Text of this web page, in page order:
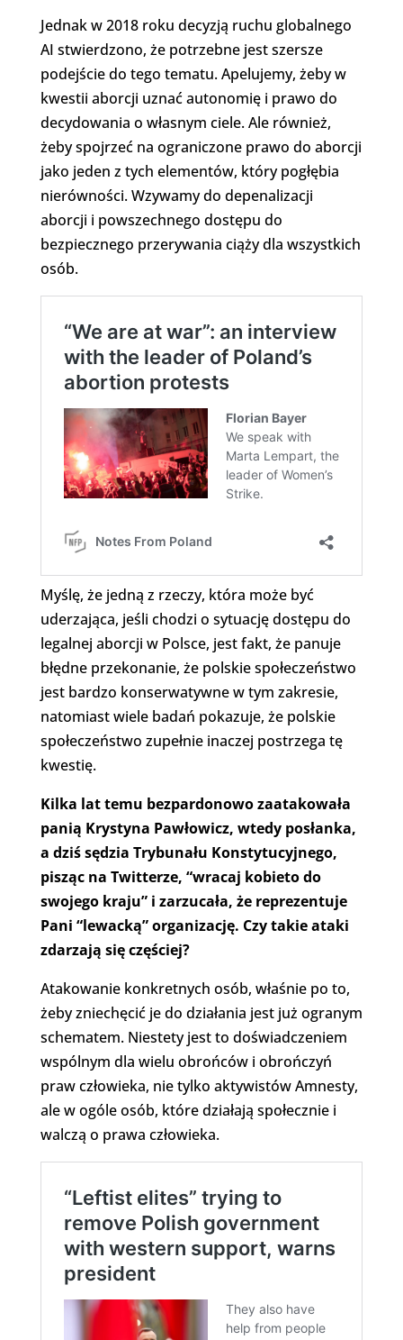
Jednak w 2018 roku decyzją ruchu globalnego
AI stwierdzono, że potrzebne jest szersze
podejście do tego tematu. Apelujemy, żeby w
kwestii aborcji uznać autonomię i prawo do
decydowania o własnym ciele. Ale również,
żeby spojrzeć na ograniczone prawo do aborcji
jako jeden z tych elementów, który pogłębia
nierówności. Wzywamy do depenalizacji
aborcji i powszechnego dostępu do
bezpiecznego przerywania ciąży dla wszystkich
osób.
Myślę, że jedną z rzeczy, która może być
uderzająca, jeśli chodzi o sytuację dostępu do
legalnej aborcji w Polsce, jest fakt, że panuje
błędne przekonanie, że polskie społeczeństwo
jest bardzo konserwatywne w tym zakresie,
natomiast wiele badań pokazuje, że polskie
społeczeństwo zupełnie inaczej postrzega tę
kwestię.
Kilka lat temu bezpardonowo zaatakowała
panią Krystyna Pawłowicz, wtedy posłanka,
a dziś sędzia Trybunału Konstytucyjnego,
pisząc na Twitterze, “wracaj kobieto do
swojego kraju” i zarzucała, że reprezentuje
Pani “lewacką” organizację. Czy takie ataki
zdarzają się częściej?
Atakowanie konkretnych osób, właśnie po to,
żeby zniechęcić je do działania jest już ogranym
schematem. Niestety jest to doświadczeniem
wspólnym dla wielu obrońców i obrończyń
praw człowieka, nie tylko aktywistów Amnesty,
ale w ogóle osób, które działają społecznie i
walczą o prawa człowieka.